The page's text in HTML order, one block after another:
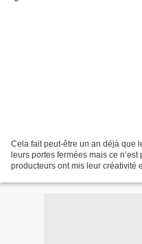
Cela fait peut-être un an déjà que
leurs portes fermées mais ce
producteurs ont mis leur créativité